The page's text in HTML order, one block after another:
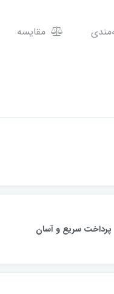
مقایسه
پرداخت سریع و آسان